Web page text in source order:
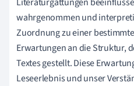
wahrgenommen und
Zuordnung zu einer
Erwartungen an die Struktur,
Textes gestellt. Diese
Leseerlebnis und unser